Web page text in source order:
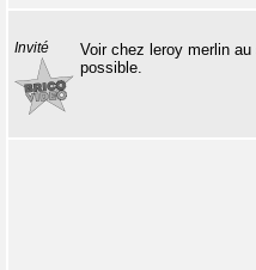
Invité
Voir chez leroy merlin
possible.